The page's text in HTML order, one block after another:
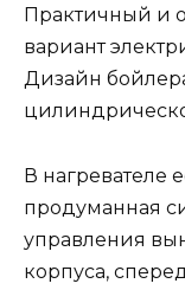
Практичный и
вариант
Дизайн
В нагревателе
продуманная
управления
корпуса,